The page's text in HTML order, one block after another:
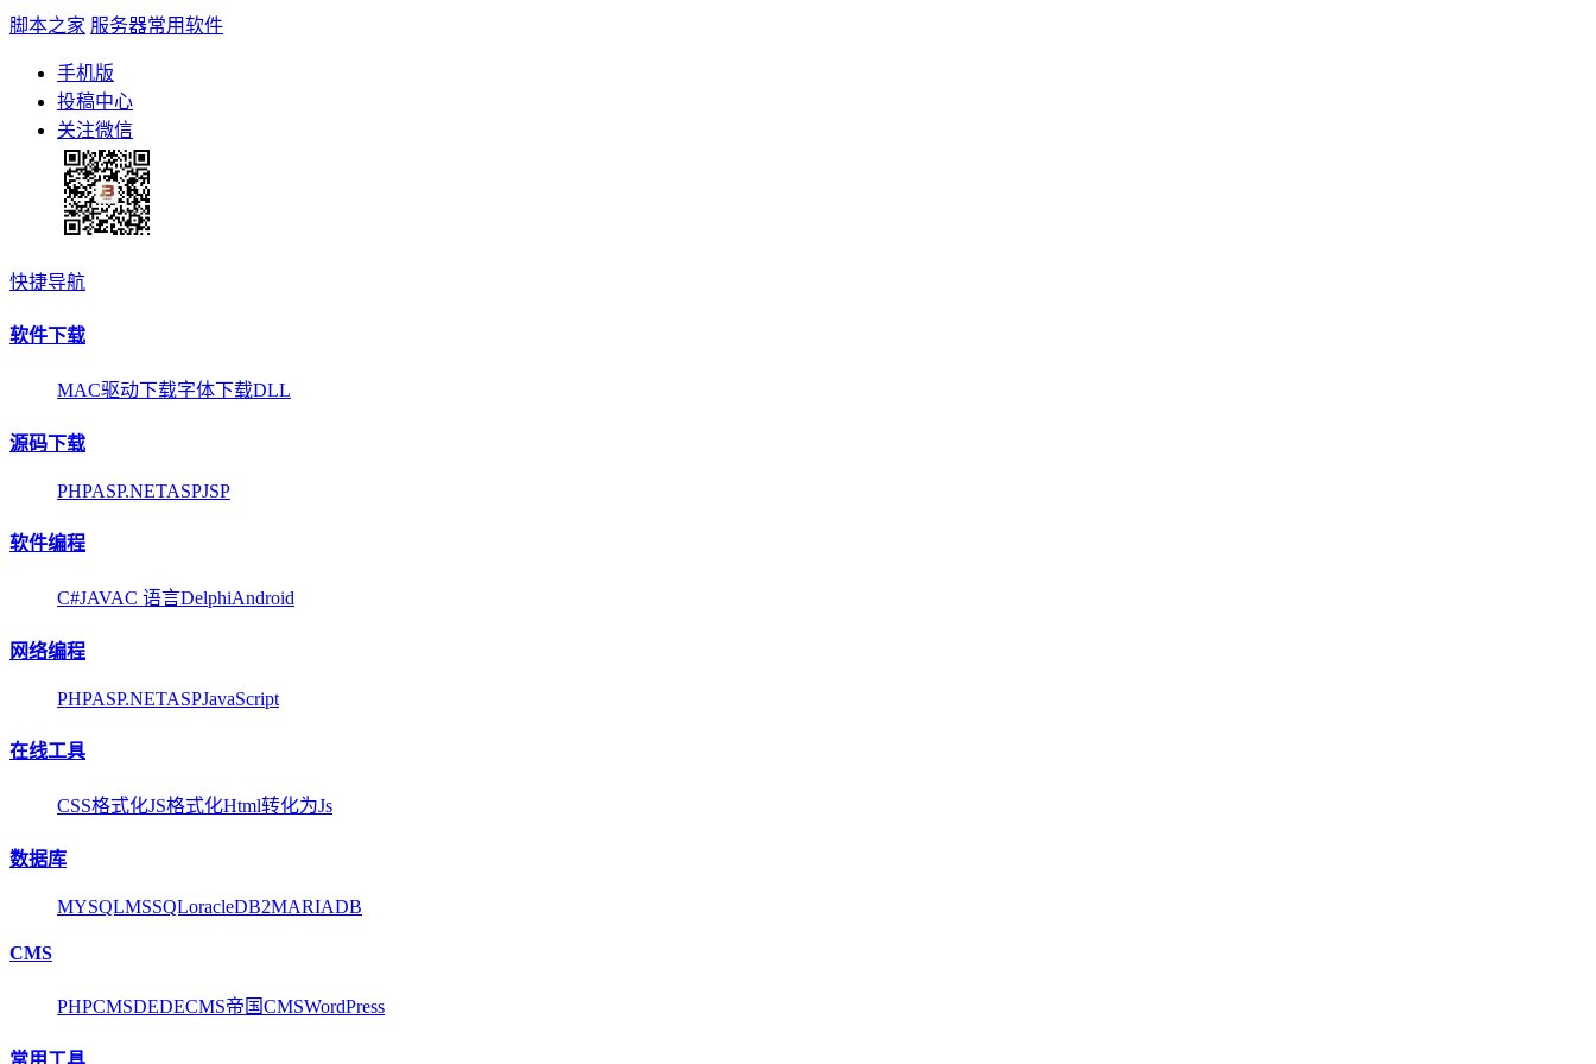
脚本之家 服务器常用软件
手机版
投稿中心
关注微信
快捷导航
软件下载
MAC驱动下载字体下载DLL
源码下载
PHPASP.NETASPJSP
软件编程
C#JAVAC 语言DelphiAndroid
网络编程
PHPASP.NETASPJavaScript
在线工具
CSS格式化JS格式化Html转化为Js
数据库
MYSQLMSSQLoracleDB2MARIADB
CMS
PHPCMSDEDECMS帝国CMSWordPress
常用工具